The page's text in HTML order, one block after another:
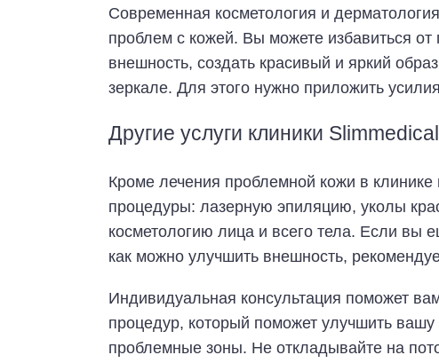
Современная косметология и
проблем с кожей. Вы можете избавиться
внешность, создать красивый и яркий
зеркале. Для этого нужно приложить
Другие услуги клиники Slimmedical
Кроме лечения проблемной кожи в
процедуры: лазерную эпиляцию, уколы
косметологию лица и всего тела. Если вы
как можно улучшить внешность,
Индивидуальная консультация поможет
процедур, который поможет улучшить
проблемные зоны. Не откладывайте на